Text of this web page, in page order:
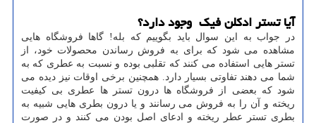
آیا تستر ادکلن فیک وجود دارد؟
در جواب به این سوال باید بگوییم که بله! گاها فروشگاه هایی
مشاهده می شود که برای به فروش رساندن محصولات خود، از
تستر هایی استفاده می کنند که تقلبی بوده و نسبت به عطری که به
شما می دهند تفاوتی بسیار دارد. همچنین برخی اوقات نیز دیده می
شود که بعضی از فروشگاه ها درون تستر ها عطری بی کیفیت
ریخته و آن را به فروش می رسانند و یا درون بطری هایی شبیه به
بطری تستر عطر ریخته و ادعای اصل بودن می کنند و در صورت